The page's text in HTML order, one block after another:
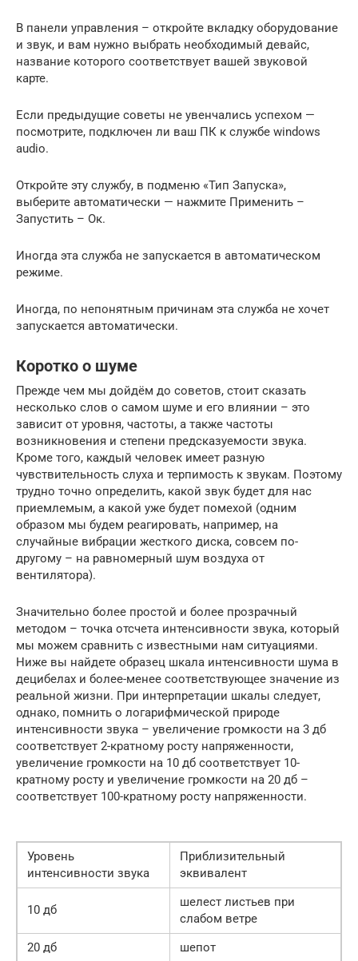
В панели управления – откройте вкладку оборудование
и звук, и вам нужно выбрать необходимый девайс,
название которого соответствует вашей звуковой
карте.
Если предыдущие советы не увенчались успехом —
посмотрите, подключен ли ваш ПК к службе windows
audio.
Откройте эту службу, в подменю «Тип Запуска»,
выберите автоматически — нажмите Применить –
Запустить – Ок.
Иногда эта служба не запускается в автоматическом
режиме.
Иногда, по непонятным причинам эта служба не хочет
запускается автоматически.
Коротко о шуме
Прежде чем мы дойдём до советов, стоит сказать
несколько слов о самом шуме и его влиянии – это
зависит от уровня, частоты, а также частоты
возникновения и степени предсказуемости звука.
Кроме того, каждый человек имеет разную
чувствительность слуха и терпимость к звукам. Поэтому
трудно точно определить, какой звук будет для нас
приемлемым, а какой уже будет помехой (одним
образом мы будем реагировать, например, на
случайные вибрации жесткого диска, совсем по-
другому – на равномерный шум воздуха от
вентилятора).
Значительно более простой и более прозрачный
методом – точка отсчета интенсивности звука, который
мы можем сравнить с известными нам ситуациями.
Ниже вы найдете образец шкала интенсивности шума в
децибелах и более-менее соответствующее значение из
реальной жизни. При интерпретации шкалы следует,
однако, помнить о логарифмической природе
интенсивности звука – увеличение громкости на 3 дб
соответствует 2-кратному росту напряженности,
увеличение громкости на 10 дб соответствует 10-
кратному росту и увеличение громкости на 20 дб –
соответствует 100-кратному росту напряженности.
Уровень
интенсивности звука
Приблизительный
эквивалент
10 дб
шелест листьев при
слабом ветре
20 дб
шепот